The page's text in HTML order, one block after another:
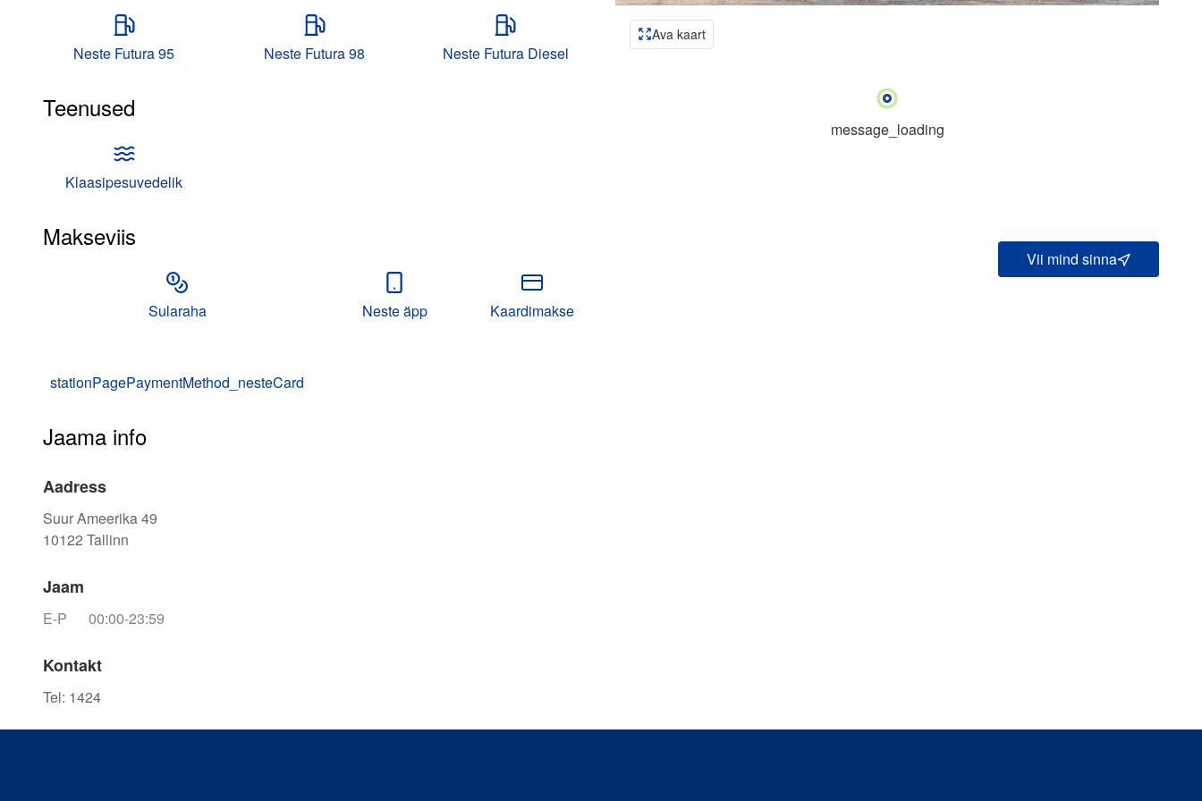
Neste Futura 95 Neste Futura 98 Neste Futura Diesel
Teenused
Klaasipesuvedelik
Makseviis
Sularaha Neste äpp Kaardimakse
stationPagePaymentMethod_nesteCard
Jaama info
Aadress
Suur Ameerika 49
10122 Tallinn
Jaam
E-P 00:00-23:59
Kontakt
Tel: 1424
message_loading
Ava kaart
Vii mind sinna